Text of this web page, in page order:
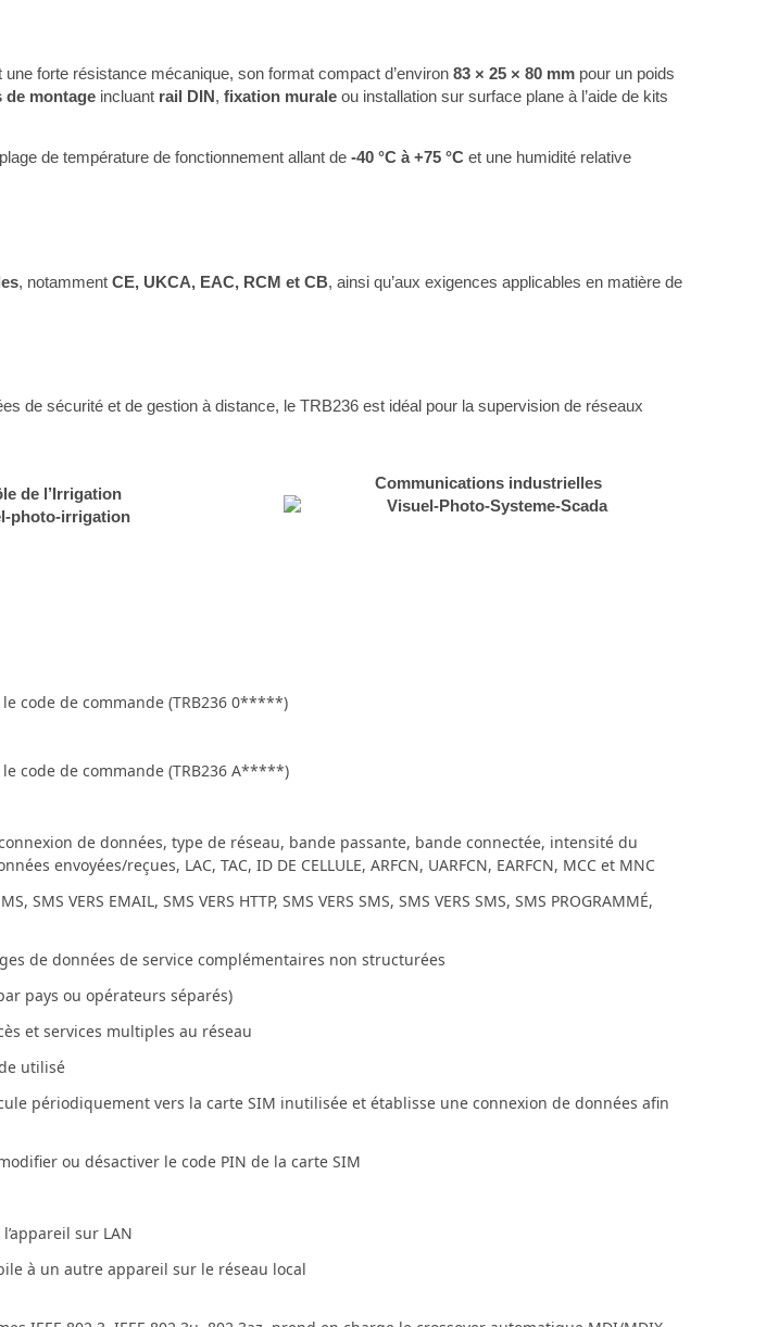
forte résistance mécanique, son format compact d’environ83 × 25 × 80 mm pour un poids
de montage incluant rail DIN ,fixation murale ou installation sur surface plane à l’aide de kits
de température de fonctionnement allant de-40 °C à +75 °C et une humidité relative
, notammentCE, UKCA, EAC, RCM et CB, ainsi qu’aux exigences applicables en matière de
de sécurité et de gestion à distance, le TRB236 est idéal pour la supervision de réseaux
de l’Irrigation
Communications industrielles
code de commande (TRB236 0*****)
code de commande (TRB236 A*****)
de données, type de réseau, bande passante, bande connectée, intensité du
envoyées/reçues, LAC, TAC, ID DE CELLULE, ARFCN, UARFCN, EARFCN, MCC et MNC
SMS VERS EMAIL, SMS VERS HTTP, SMS VERS SMS, SMS VERS SMS, SMS PROGRAMMÉ,
de données de service complémentaires non structurées
pays ou opérateurs séparés)
et services multiples au réseau
utilisé
périodiquement vers la carte SIM inutilisée et établisse une connexion de données afin
ou désactiver le code PIN de la carte SIM
sur LAN
à un autre appareil sur le réseau local